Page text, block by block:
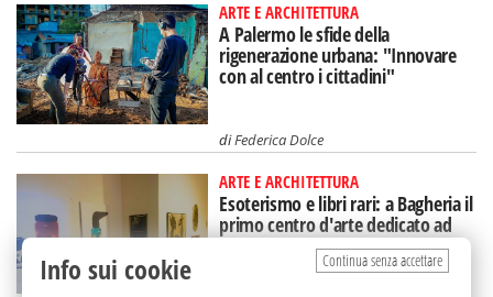
ARTE E ARCHITETTURA
A Palermo le sfide della
rigenerazione urbana: "Innovare
con al centro i cittadini"
diFederica Dolce
ARTE E ARCHITETTURA
Esoterismo e libri rari: a Bagheria il
primo centro d'arte dedicato ad
Aleister Crowley
Continua senza accettare
Info sui cookie